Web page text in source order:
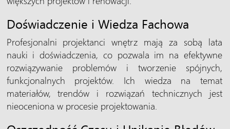
Doświadczenie i Wiedza Fachowa
Profesjonalni projektanci wnętrz mają za sobą lata
nauki i doświadczenia, co pozwala im na efektywne
rozwiązywanie problemów i tworzenie spójnych,
funkcjonalnych projektów. Ich wiedza na temat
materiałów, trendów i rozwiązań technicznych jest
nieoceniona w procesie projektowania.